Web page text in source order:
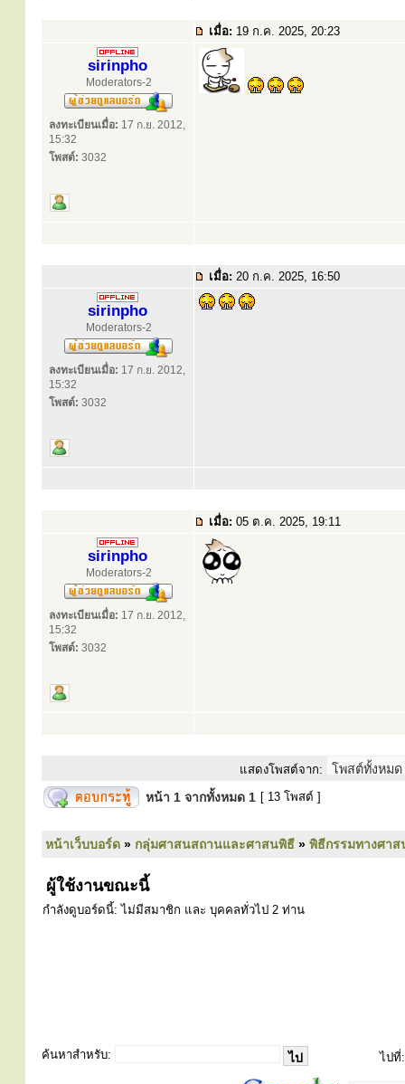
เมื่อ: 19 ก.ค. 2025, 20:23
sirinpho
Moderators-2
ลงทะเบียนเมื่อ: 17 ก.ย. 2012,
15:32
โพสต์: 3032
เมื่อ: 20 ก.ค. 2025, 16:50
sirinpho
Moderators-2
ลงทะเบียนเมื่อ: 17 ก.ย. 2012,
15:32
โพสต์: 3032
เมื่อ: 05 ต.ค. 2025, 19:11
sirinpho
Moderators-2
ลงทะเบียนเมื่อ: 17 ก.ย. 2012,
15:32
โพสต์: 3032
แสดงโพสต์จาก:
หน้า 1 จากทั้งหมด 1 [ 13 โพสต์ ]
หน้าเว็บบอร์ด » กลุ่มศาสนสถานและศาสนพิธี » พิธีกรรมทางศา
ผู้ใช้งานขณะนี้
กำลังดูบอร์ดนี้: ไม่มีสมาชิก และ บุคคลทั่วไป 2 ท่าน
ค้นหาสำหรับ: ไปที่: